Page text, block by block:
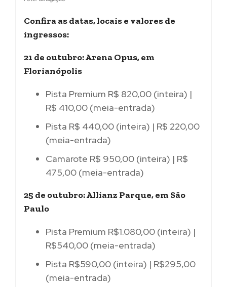
Confira as datas, locais e valores de
ingressos:
21 de outubro: Arena Opus, em
Florianópolis
Pista Premium R$ 820,00 (inteira) |
R$ 410,00 (meia-entrada)
Pista R$ 440,00 (inteira) | R$ 220,00
(meia-entrada)
Camarote R$ 950,00 (inteira) | R$
475,00 (meia-entrada)
25 de outubro: Allianz Parque, em São
Paulo
Pista Premium R$1.080,00 (inteira) |
R$540,00 (meia-entrada)
Pista R$590,00 (inteira) | R$295,00
(meia-entrada)